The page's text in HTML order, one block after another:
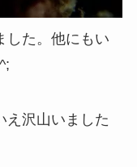
した。他にもい
え沢山いました